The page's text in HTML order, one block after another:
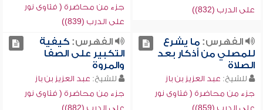
على الدرب (832))
جزء من محاضرة ( فتاوى نور
على الدرب (839))
الفهرس:ما يشرع
للمصلي من أذكار بعد
الصلاة
للشيخ: عبد العزيز بن باز
جزء من محاضرة ( فتاوى نور
على الدرب (859))
الفهرس:كيفية
التكبير على الصفا
والمروة
للشيخ: عبد العزيز بن باز
جزء من محاضرة ( فتاوى نور
على الدرب (882))